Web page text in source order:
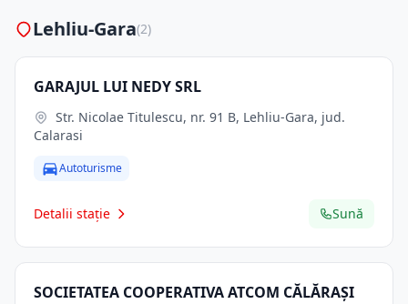
Lehliu-Gara(2)
GARAJUL LUI NEDY SRL
Calarasi
Autoturisme
Detalii stație Sună
SOCIETATEA COOPERATIVA ATCOM CĂLĂRAŞI